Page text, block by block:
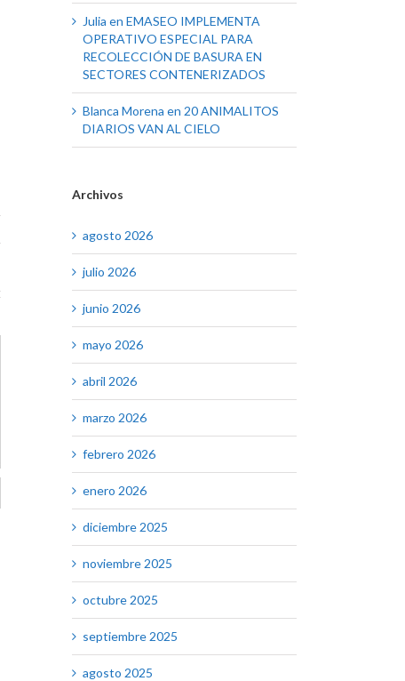
Julia en EMASEO IMPLEMENTA
OPERATIVO ESPECIAL PARA
RECOLECCIÓN DE BASURA EN
SECTORES CONTENERIZADOS
Blanca Morena en 20 ANIMALITOS
DIARIOS VAN AL CIELO
Archivos
agosto 2026
julio 2026
junio 2026
mayo 2026
abril 2026
marzo 2026
febrero 2026
enero 2026
diciembre 2025
noviembre 2025
octubre 2025
septiembre 2025
agosto 2025